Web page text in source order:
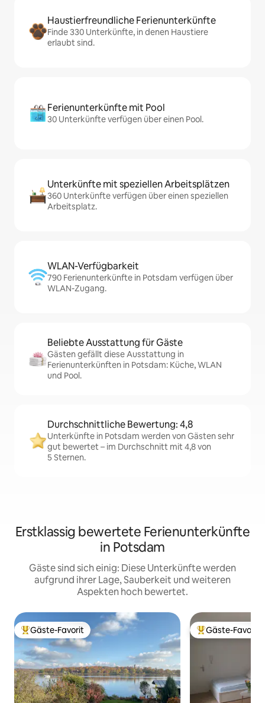
Haustierfreundliche Ferienunterkünfte
Finde 330 Unterkünfte, in denen Haustiere
erlaubt sind.
Ferienunterkünfte mit Pool
30 Unterkünfte verfügen über einen Pool.
Unterkünfte mit speziellen Arbeitsplätzen
360 Unterkünfte verfügen über einen speziellen
Arbeitsplatz.
WLAN-Verfügbarkeit
790 Ferienunterkünfte in Potsdam verfügen über
WLAN-Zugang.
Beliebte Ausstattung für Gäste
Gästen gefällt diese Ausstattung in
Ferienunterkünften in Potsdam: Küche, WLAN
und Pool.
Durchschnittliche Bewertung: 4,8
Unterkünfte in Potsdam werden von Gästen sehr
gut bewertet – im Durchschnitt mit 4,8 von
5 Sternen.
Erstklassig bewertete Ferienunterkünfte
in Potsdam
Gäste sind sich einig: Diese Unterkünfte werden
aufgrund ihrer Lage, Sauberkeit und weiteren
Aspekten hoch bewertet.
Beliebter Gäste-Favorit.
Gäste-Favorit Beliebter Gäste-
Gäste-Favorit